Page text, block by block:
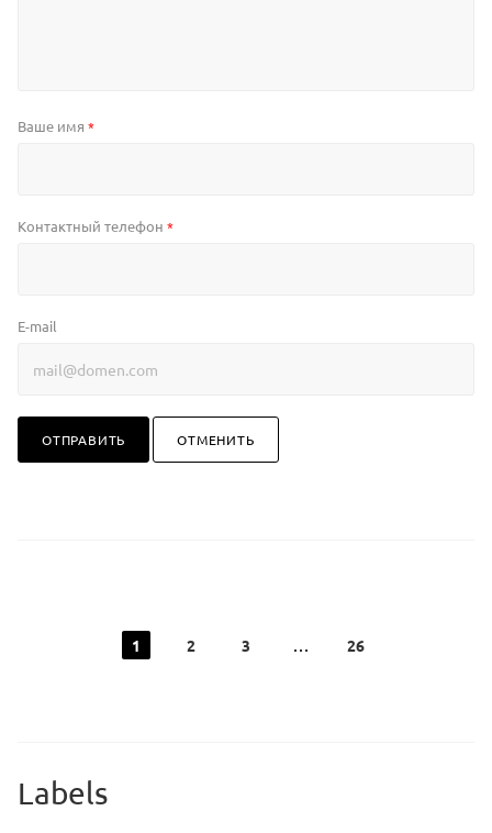
Ваше имя *
Контактный телефон *
E-mail
ОТПРАВИТЬ ОТМЕНИТЬ
1 2 3 26
Labels